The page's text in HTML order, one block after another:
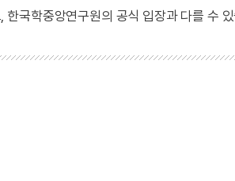
국학중앙연구원의 공식 입장과 다를 수